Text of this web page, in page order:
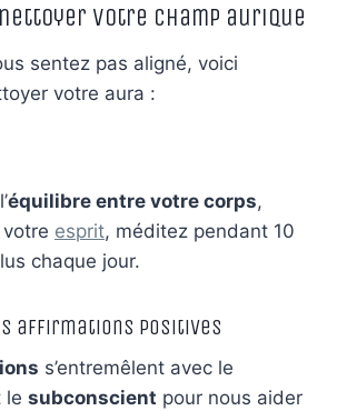
votre champ aurique
sentez pas aligné, voici
votre aura :
équilibre entre votre corps,
esprit, méditez pendant 10
chaque jour.
affirmations positives
s’entremêlent avec le
le subconscient pour nous aider